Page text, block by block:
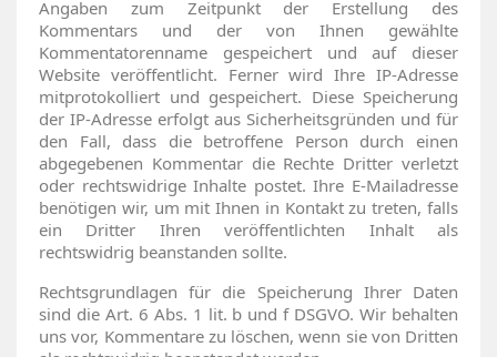
Angaben zum Zeitpunkt der Erstellung des
Kommentars und der von Ihnen gewählte
Kommentatorenname gespeichert und auf dieser
Website veröffentlicht. Ferner wird Ihre IP-Adresse
mitprotokolliert und gespeichert. Diese Speicherung
der IP-Adresse erfolgt aus Sicherheitsgründen und für
den Fall, dass die betroffene Person durch einen
abgegebenen Kommentar die Rechte Dritter verletzt
oder rechtswidrige Inhalte postet. Ihre E-Mailadresse
benötigen wir, um mit Ihnen in Kontakt zu treten, falls
ein Dritter Ihren veröffentlichten Inhalt als
rechtswidrig beanstanden sollte.
Rechtsgrundlagen für die Speicherung Ihrer Daten
sind die Art. 6 Abs. 1 lit. b und f DSGVO. Wir behalten
uns vor, Kommentare zu löschen, wenn sie von Dritten